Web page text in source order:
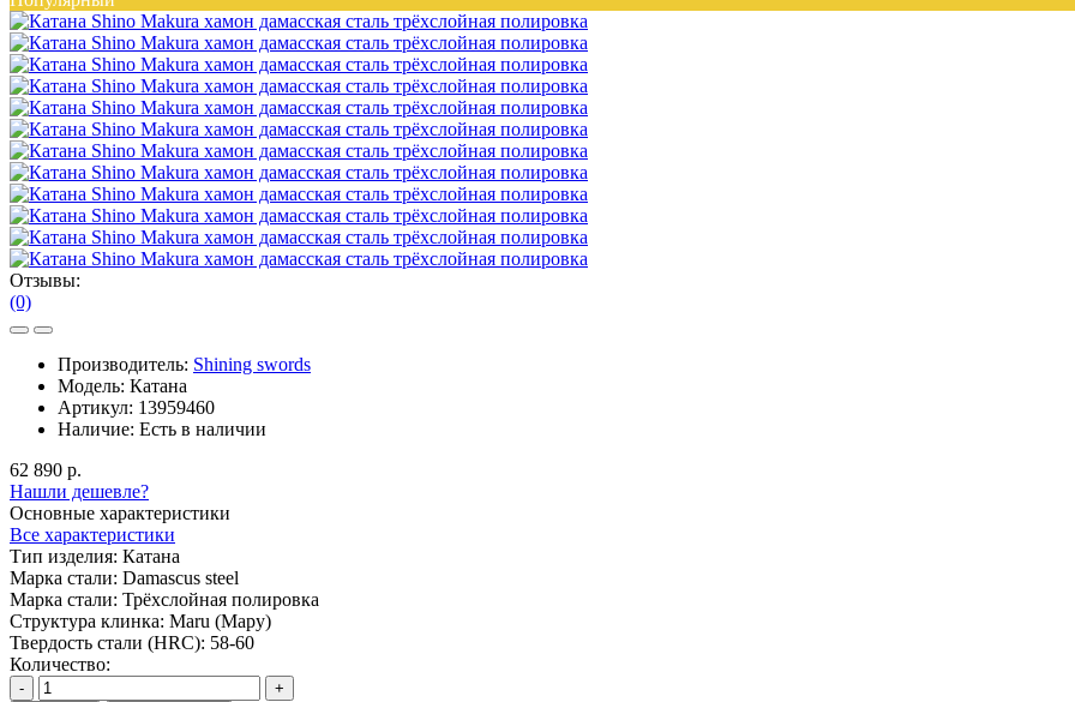
Отзывы:
(0)
Производитель: Shining swords
Модель: Катана
Артикул: 13959460
Наличие: Есть в наличии
62 890 р.
Нашли дешевле?
Основные характеристики
Все характеристики
Тип изделия: Катана
Марка стали: Damascus steel
Марка стали: Трёхслойная полировка
Структура клинка: Maru (Мару)
Твердость стали (HRC): 58-60
Количество:
-
+